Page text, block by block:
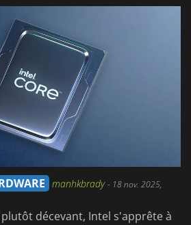
manhkbrady- 18 nov. 2025,
décevant, Intel s'apprête à